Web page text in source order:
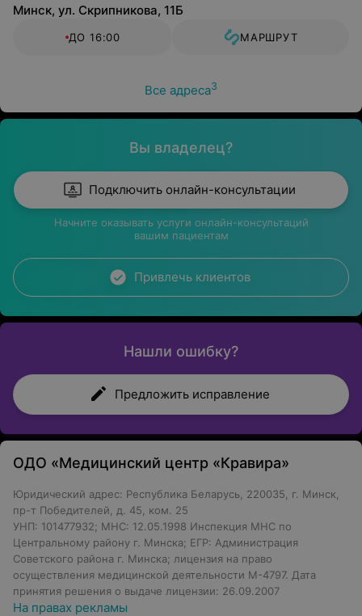
Минск, ул. Скрипникова, 11Б
ДО 16:00 МАРШРУТ
Все адреса3
Вы владелец?
Подключить онлайн-консультации
Начните оказывать услуги онлайн-консультаций
вашим пациентам
Привлечь клиентов
Нашли ошибку?
Предложить исправление
ОДО «Медицинский центр «Кравира»
Юридический адрес: Республика Беларусь, 220035, г. Минск,
пр-т Победителей, д. 45, ком. 25
УНП: 101477932; МНС: 12.05.1998 Инспекция МНС по
Центральному району г. Минска; ЕГР: Администрация
Советского района г. Минска; лицензия на право
осуществления медицинской деятельности М-4797. Дата
принятия решения о выдаче лицензии: 26.09.2007
На правах рекламы